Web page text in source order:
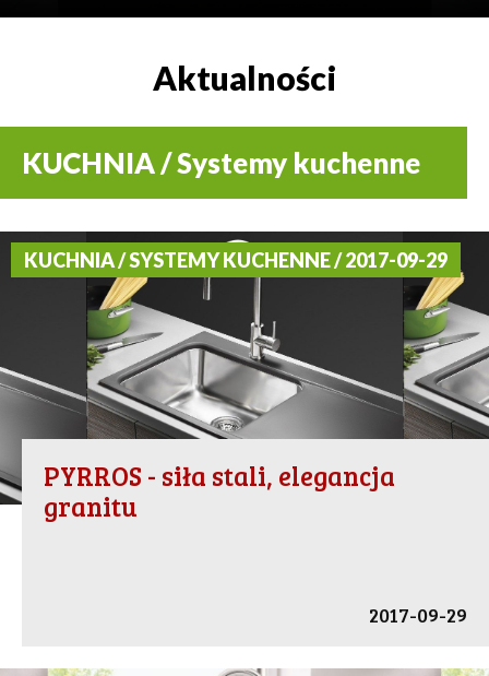
Aktualności
KUCHNIA / Systemy kuchenne
KUCHNIA / SYSTEMY KUCHENNE / 2017-09-29
PYRROS - siła stali, elegancja
granitu
2017-09-29